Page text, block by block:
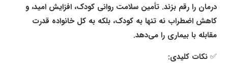
درمان را رقم بزند. تأمین سلامت روانی کودک، افزایش امید، و
کاهش اضطراب نه تنها به کودک، بلکه به کل خانواده قدرت
مقابله با بیماری را می‌دهد.
✅ نکات کلیدی: